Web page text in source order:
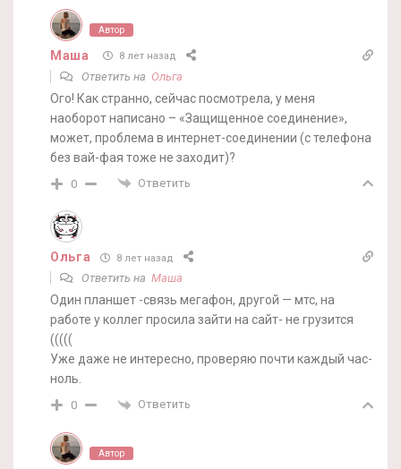
Автор
Маша 8 лет назад
Ответить на Ольга
Ого! Как странно, сейчас посмотрела, у меня
наоборот написано – «Защищенное соединение»,
может, проблема в интернет-соединении (с телефона
без вай-фая тоже не заходит)?
0 Ответить
Ольга 8 лет назад
Ответить на Маша
Один планшет -связь мегафон, другой — мтс, на
работе у коллег просила зайти на сайт- не грузится
(((((
Уже даже не интересно, проверяю почти каждый час-
ноль.
0 Ответить
Автор